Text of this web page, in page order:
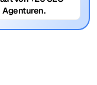
Agenturen.